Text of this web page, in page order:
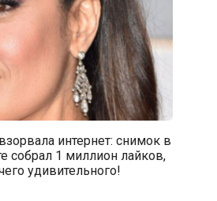
интернет: снимок в
собрал 1 миллион лайков,
удивительного!